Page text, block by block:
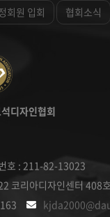
회원 입회 협회소식
디자인협회
호 : 211-82-13023
코리아디자인센터 408